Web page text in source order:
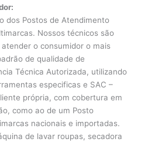
dos Postos de Atendimento
Nossos técnicos são
o consumidor o mais
de qualidade de
Técnica Autorizada, utilizando
especificas e SAC –
própria, com cobertura em
como ao de um Posto
nacionais e importadas.
de lavar roupas, secadora